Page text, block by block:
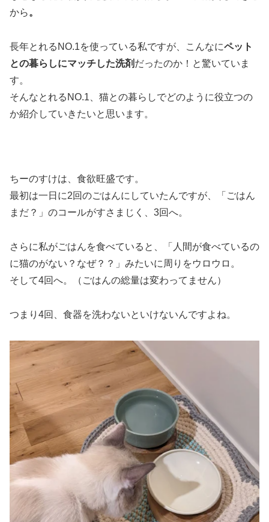
から。
長年とれるNO.1を使っている私ですが、こんなにペット
との暮らしにマッチした洗剤 だったのか！と驚いていま
す。
そんなとれるNO.1、猫との暮らしでどのように役立つの
か紹介していきたいと思います。
ちーのすけは、食欲旺盛です。
最初は一日に2回のごはんにしていたんですが、「ごはん
まだ？」のコールがすさまじく、3回へ。
さらに私がごはんを食べていると、「人間が食べているの
に猫のがない？なぜ？？」みたいに周りをウロウロ。
そして4回へ。（ごはんの総量は変わってません）
つまり4回、食器を洗わないといけないんですよね。